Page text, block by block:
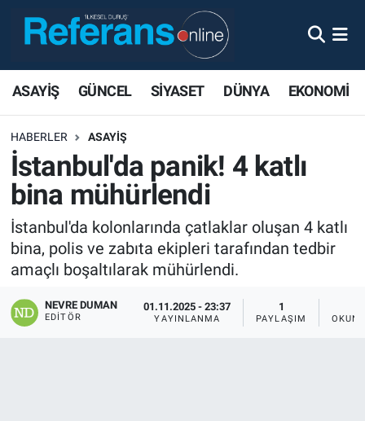
ASAYİŞ GÜNCEL SİYASET DÜNYA EKONOMİ
HABERLER ASAYİŞ
İstanbul'da panik! 4 katlı
bina mühürlendi
İstanbul'da kolonlarında çatlaklar oluşan 4 katlı
bina, polis ve zabıta ekipleri tarafından tedbir
amaçlı boşaltılarak mühürlendi.
NEVRE DUMAN
EDITÖR
01.11.2025 - 23:37
YAYINLANMA
1
PAYLAŞIM